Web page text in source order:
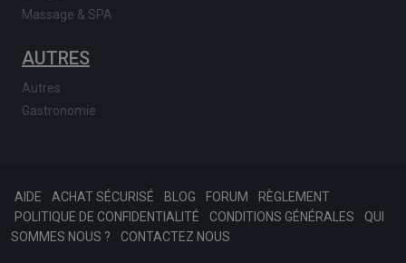
Massage & SPA
AUTRES
Autres
Gastronomie
AIDE ACHAT SÉCURISÉ BLOG FORUM
RÈGLEMENT
POLITIQUE DE CONFIDENTIALITÉ
CONDITIONS GÉNÉRALES
QUI
SOMMES NOUS ?
CONTACTEZ NOUS